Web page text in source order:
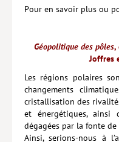
Pour en savoir plus ou
Géopolitique des pôles,
Joffres
Les régions polaires
changements
cristallisation des
et énergétiques, ainsi
dégagées par la fonte
Ainsi, serions-nous à